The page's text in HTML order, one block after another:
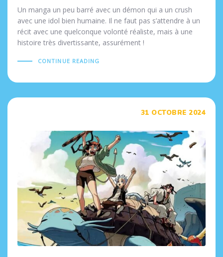
Un manga un peu barré avec un démon qui a un crush
avec une idol bien humaine. Il ne faut pas s’attendre à un
récit avec une quelconque volonté réaliste, mais à une
histoire très divertissante, assurément !
CONTINUE READING
31 OCTOBRE 2024